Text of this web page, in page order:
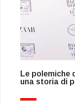
Le polemiche
una storia di